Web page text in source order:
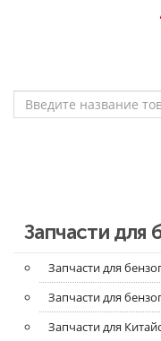
Запчасти для
Запчасти для
Запчасти для
Запчасти для